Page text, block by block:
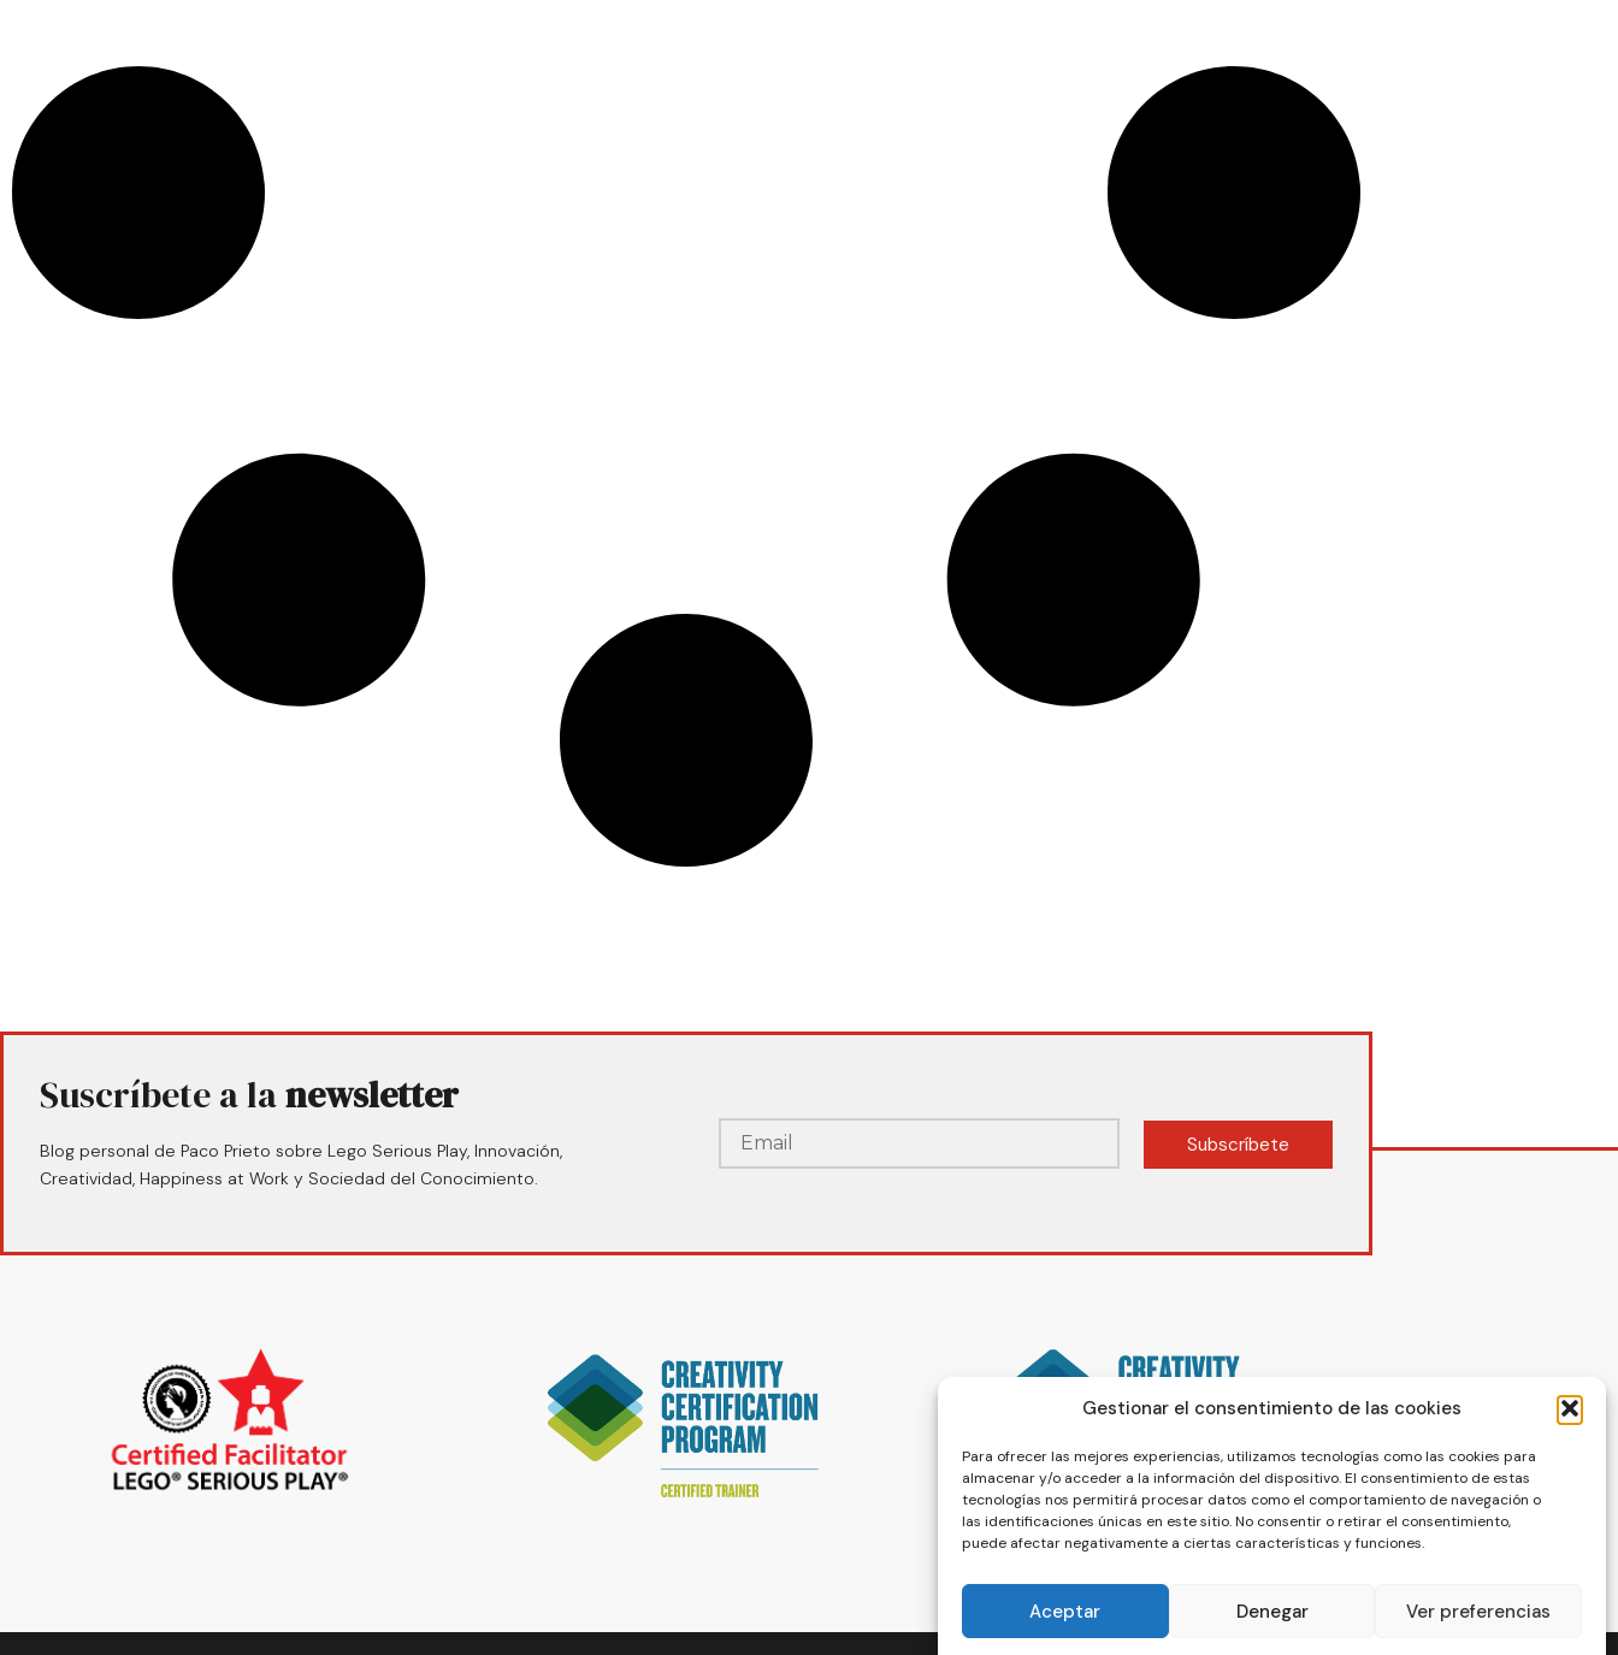
Gestionar el consentimiento de las cookies
Para ofrecer las mejores experiencias, utilizamos tecnologías como las cookies para
almacenar y/o acceder a la información del dispositivo. El consentimiento de estas
tecnologías nos permitirá procesar datos como el comportamiento de navegación o
las identificaciones únicas en este sitio. No consentir o retirar el consentimiento,
puede afectar negativamente a ciertas características y funciones.
Aceptar Denegar Ver preferencias
Suscríbete a lanewsletter
Blog personal de Paco Prieto sobre Lego Serious Play, Innovación,
Creatividad, Happiness at Work y Sociedad del Conocimiento.
Subscríbete